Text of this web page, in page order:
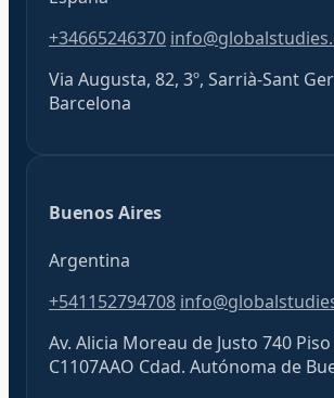
+34665246370
Via Augusta, 82, 3º, Sarrià-Sant
Barcelona
Buenos Aires
Argentina
+541152794708
Av. Alicia Moreau de Justo 740
C1107AAO Cdad. Autónoma de